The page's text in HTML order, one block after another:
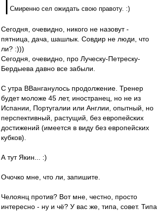
Смиренно сел ожидать свою правоту. :)
Сегодня, очевидно, никого не назовут -
пятница, дача, шашлык. Совдир не люди, что
ли? :)))
Сегодня, очевидно, про Луческу-Петреску-
Бердыева давно все забыли.
С утра ВВанганулось продолжение. Тренер
будет моложе 45 лет, иностранец, но не из
Испании, Португалии или Англии, опытный, но
перспективный, растущий, без европейских
достижений (имеется в виду без европейских
кубков).
А тут Якин... :)
Очочко мне, что ли, запишите.
Челоянц против? Вот мне, честно, просто
интересно - ну и чё? У вас же, типа, совет. Типа